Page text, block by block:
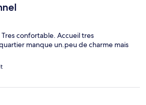
confortable. Accueil tres
manque un.peu de charme mais